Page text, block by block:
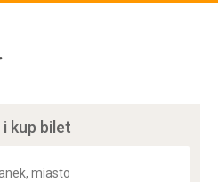
i kup bilet